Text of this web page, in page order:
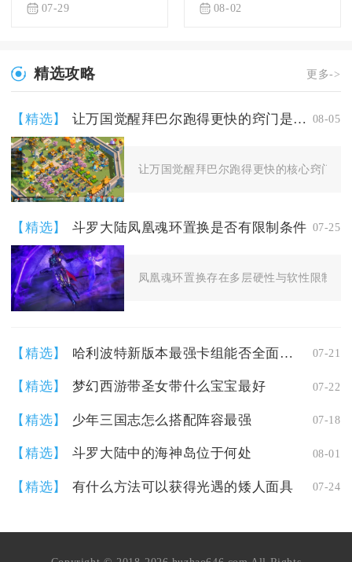
07-29 08-02
精选攻略 更多->
【精选】 让万国觉醒拜巴尔跑得更快的窍门是什么 08-05
让万国觉醒拜巴尔跑得更快的核心窍门，
【精选】 斗罗大陆凤凰魂环置换是否有限制条件 07-25
凤凰魂环置换存在多层硬性与软性限制条
【精选】 哈利波特新版本最强卡组能否全面压制对手 07-21
【精选】 梦幻西游带圣女带什么宝宝最好 07-22
【精选】 少年三国志怎么搭配阵容最强 07-18
【精选】 斗罗大陆中的海神岛位于何处 08-01
【精选】 有什么方法可以获得光遇的矮人面具 07-24